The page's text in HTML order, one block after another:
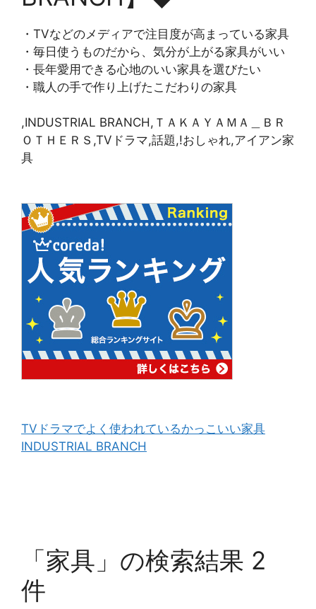
・TVなどのメディアで注目度が高まっている家具
・毎日使うものだから、気分が上がる家具がいい
・長年愛用できる心地のいい家具を選びたい
・職人の手で作り上げたこだわりの家具
,INDUSTRIAL BRANCH,ＴＡＫＡＹＡＭＡ＿ＢＲ
ＯＴＨＥＲＳ,TVドラマ,話題,!おしゃれ,アイアン家
具
TVドラマでよく使われているかっこいい家具
INDUSTRIAL BRANCH
「家具」の検索結果 2
件